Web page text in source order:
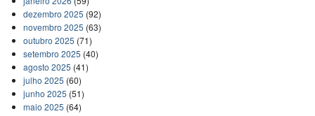
dezembro 2025 (92)
novembro 2025 (63)
outubro 2025 (71)
setembro 2025 (40)
agosto 2025 (41)
julho 2025 (60)
junho 2025 (51)
maio 2025 (64)